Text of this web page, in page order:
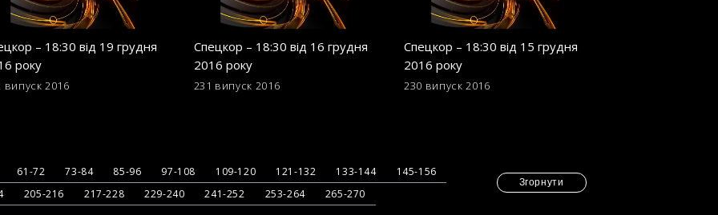
– 18:30 від 19 грудня
року
випуск 2016
Спецкор – 18:30 від 16 грудня
2016 року
231 випуск 2016
Спецкор – 18:30 від 15 грудня
2016 року
230 випуск 2016
61-72 73-84 85-96 97-108 109-120 121-132 133-144
145-156
205-216 217-228 229-240 241-252 253-264 265-270
Згорнути